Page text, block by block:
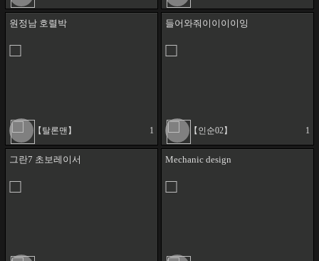
원정남 호렬박
【탈론맨】 1
들어와줘이이이이잉
【인순02】 1
그란7 초보레이서 Mechanic design